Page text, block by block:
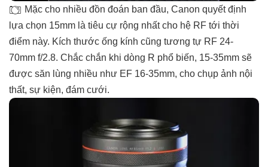
Mặc cho nhiều đồn đoán ban đầu, Canon quyết định
lựa chọn 15mm là tiêu cự rộng nhất cho hệ RF tới thời
điểm này. Kích thước ống kính cũng tương tự RF 24-
70mm f/2.8. Chắc chắn khi dòng R phổ biến, 15-35mm sẽ
được săn lùng nhiều như EF 16-35mm, cho chụp ảnh nội
thất, sự kiện, đám cưới.